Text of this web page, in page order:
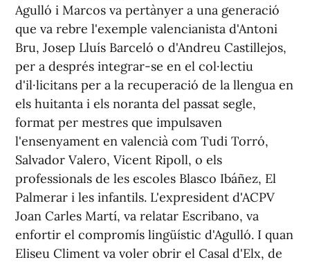
Agulló i Marcos va pertànyer a una generació
que va rebre l'exemple valencianista d'Antoni
Bru, Josep Lluís Barceló o d'Andreu Castillejos,
per a després integrar-se en el col·lectiu
d'il·licitans per a la recuperació de la llengua en
els huitanta i els noranta del passat segle,
format per mestres que impulsaven
l'ensenyament en valencià com Tudi Torró,
Salvador Valero, Vicent Ripoll, o els
professionals de les escoles Blasco Ibáñez, El
Palmerar i les infantils. L'expresident d'ACPV
Joan Carles Martí, va relatar Escribano, va
enfortir el compromís lingüístic d'Agulló. I quan
Eliseu Climent va voler obrir el Casal d'Elx, de